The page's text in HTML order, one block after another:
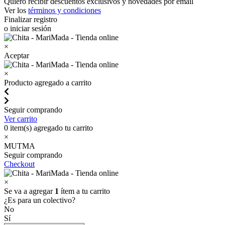
Ver los términos y condiciones
Finalizar registro
o iniciar sesión
×
Aceptar
×
Producto agregado a carrito
Seguir comprando
Ver carrito
0 item(s) agregado tu carrito
×
MUTMA
Seguir comprando
Checkout
×
Se va a agregar 1 ítem a tu carrito
¿Es para un colectivo?
No
Sí